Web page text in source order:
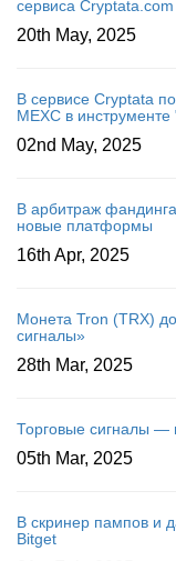
сервиса
20th May, 2025
В сервисе Cryptata
MEXC в
02nd May, 2025
В арбитраж
новые платформы
16th Apr, 2025
Монета Tron (TRX)
сигналы»
28th Mar, 2025
Торговые сигналы —
05th Mar, 2025
В скринер пампов и
Bitget